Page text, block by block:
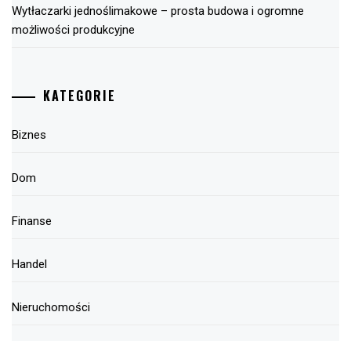
Wytłaczarki jednoślimakowe – prosta budowa i ogromne
możliwości produkcyjne
KATEGORIE
Biznes
Dom
Finanse
Handel
Nieruchomości